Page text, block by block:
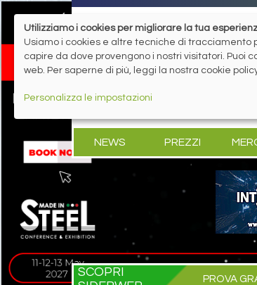
NEWS PREZZI
SCOPRI
PROVA
Utilizziamo i cookies per migliorare la tua
Usiamo i cookies e altre tecniche di tracciamento
capire da dove provengono i nostri visitatori. Puoi
web. Per saperne di più, leggi la nostra cookie
Personalizza le impostazioni